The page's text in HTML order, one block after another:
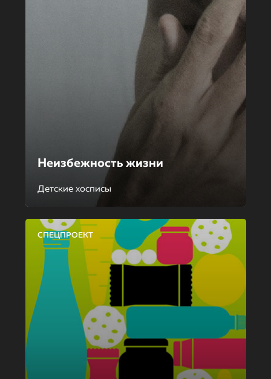
Неизбежность жизни
Детские хосписы
СПЕЦПРОЕКТ